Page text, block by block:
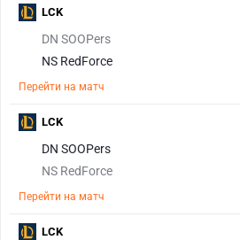
DN SOOPers
NS RedForce
Перейти на матч
LCK
DN SOOPers
NS RedForce
Перейти на матч
LCK
LCK